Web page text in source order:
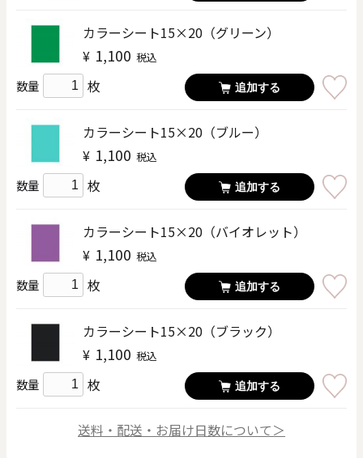
カラーシート15×20（グリーン）
¥ 1,100 税込
数量 枚 追加する
カラーシート15×20（ブルー）
¥ 1,100 税込
数量 枚 追加する
カラーシート15×20（バイオレット）
¥ 1,100 税込
数量 枚 追加する
カラーシート15×20（ブラック）
¥ 1,100 税込
数量 枚 追加する
送料・配送・お届け日数について＞